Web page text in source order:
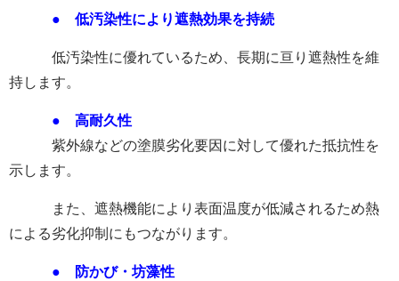
● 低汚染性により遮熱効果を持続
低汚染性に優れているため、長期に亘り遮熱性を維
持します。
● 高耐久性
紫外線などの塗膜劣化要因に対して優れた抵抗性を
示します。
また、遮熱機能により表面温度が低減されるため熱
による劣化抑制にもつながります。
● 防かび・坊藻性